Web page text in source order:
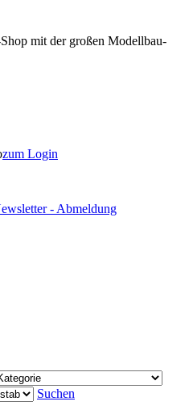
mit der großen Modellbau-
zum Login
- Abmeldung
Suchen